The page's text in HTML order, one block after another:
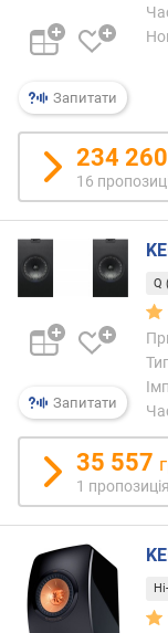
ь
(
Б
)
в
і
д
н
е
н
н
и
г
н
а
л
/
ш
у
м
(
Запитати
234
16
Запитати
Q
35 557
1 пропозиція